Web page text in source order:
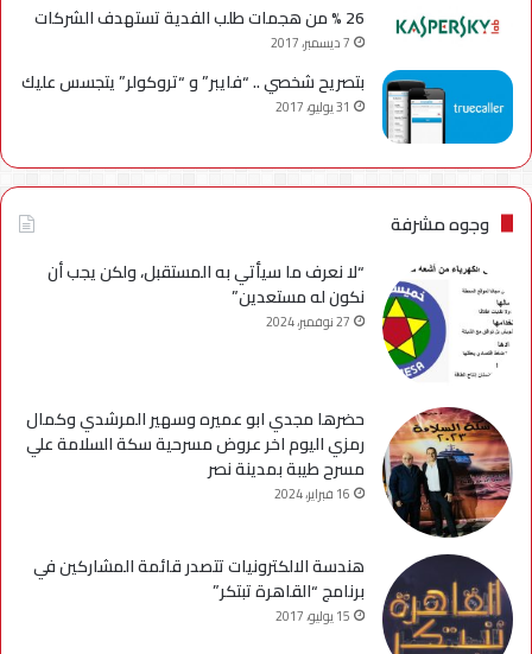
26 % من هجمات طلب الفدية تستهدف الشركات
7 ديسمبر، 2017
بتصريح شخصي .. “فايبر” و “تروكولر” يتجسس عليك
31 يوليو، 2017
وجوه مشرفة
“لا نعرف ما سيأتي به المستقبل، ولكن يجب أن
نكون له مستعدين”
27 نوفمبر، 2024
حضرها مجدي ابو عميره وسهير المرشدي وكمال
رمزي اليوم اخر عروض مسرحية سكة السلامة علي
مسرح طيبة بمدينة نصر
16 فبراير، 2024
هندسة الالكترونيات تتصدر قائمة المشاركين في
برنامج “القاهرة تبتكر”
15 يوليو، 2017